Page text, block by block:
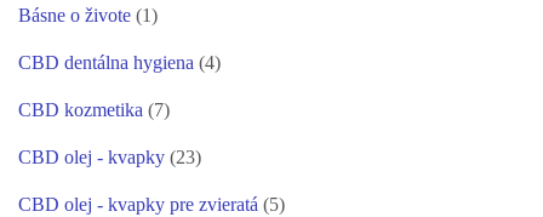
Básne o živote (1)
CBD dentálna hygiena (4)
CBD kozmetika (7)
CBD olej - kvapky (23)
CBD olej - kvapky pre zvieratá (5)